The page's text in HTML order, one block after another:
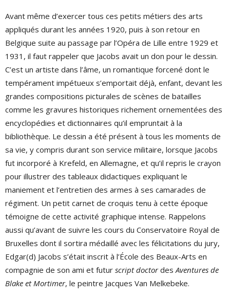
Avant même d’exercer tous ces petits métiers des arts
appliqués durant les années 1920, puis à son retour en
Belgique suite au passage par l’Opéra de Lille entre 1929 et
1931, il faut rappeler que Jacobs avait un don pour le dessin.
C’est un artiste dans l’âme, un romantique forcené dont le
tempérament impétueux s’emportait déjà, enfant, devant les
grandes compositions picturales de scènes de batailles
comme les gravures historiques richement ornementées des
encyclopédies et dictionnaires qu’il empruntait à la
bibliothèque. Le dessin a été présent à tous les moments de
sa vie, y compris durant son service militaire, lorsque Jacobs
fut incorporé à Krefeld, en Allemagne, et qu’il repris le crayon
pour illustrer des tableaux didactiques expliquant le
maniement et l’entretien des armes à ses camarades de
régiment. Un petit carnet de croquis tenu à cette époque
témoigne de cette activité graphique intense. Rappelons
aussi qu’avant de suivre les cours du Conservatoire Royal de
Bruxelles dont il sortira médaillé avec les félicitations du jury,
Edgar(d) Jacobs s’était inscrit à l’École des Beaux-Arts en
compagnie de son ami et futur script doctordesAventures de
Blake et Mortimer, le peintre Jacques Van Melkebeke.